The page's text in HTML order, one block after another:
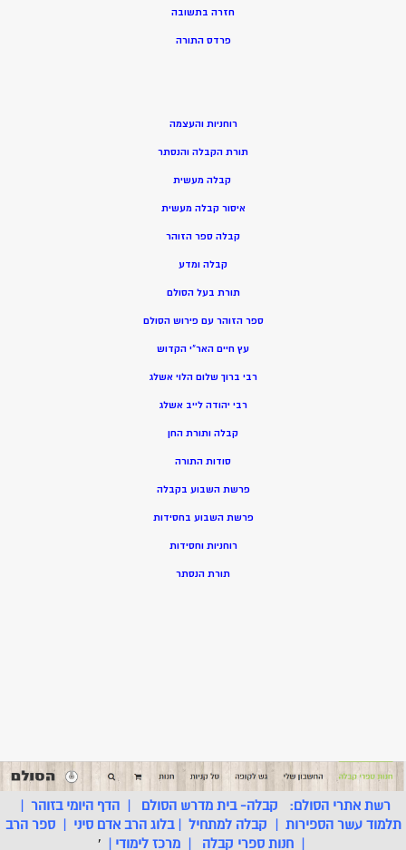
חזרה בתשובה
פרדס התורה
רוחניות והעצמה
תורת הקבלה והנסתר
קבלה מעשית
איסור קבלה מעשית
קבלה ספר הזוהר
קבלה ומדע
תורת בעל הסולם
ספר הזוהר עם פירוש הסולם
עץ חיים האר”י הקדוש
רבי ברוך שלום הלוי אשלג
רבי יהודה לייב אשלג
קבלה ותורת החן
סודות התורה
פרשת השבוע בקבלה
פרשת השבוע בחסידות
רוחניות וחסידות
תורת הנסתר
רשת אתרי הסולם: קבלה- בית מדרש הסולם |הדף היומי בזוהר |
תלמוד עשר הספירות | קבלה למתחיל |בלוג הרב אדם סיני |ספר הרב
| חנות ספרי קבלה | מרכז לימודי |
'